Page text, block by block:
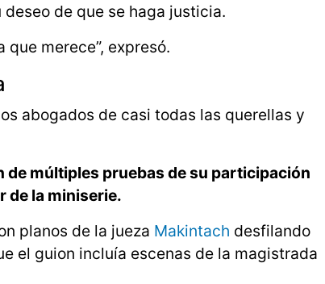
de que se haga justicia.
merece”, expresó.
abogados de casi todas las querellas y
múltiples pruebas de su participación
de la miniserie.
planos de la jueza Makintach desfilando
el guion incluía escenas de la magistrada